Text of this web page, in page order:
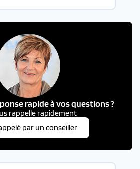
rapide à vos questions ?
rappelle rapidement
par un conseiller